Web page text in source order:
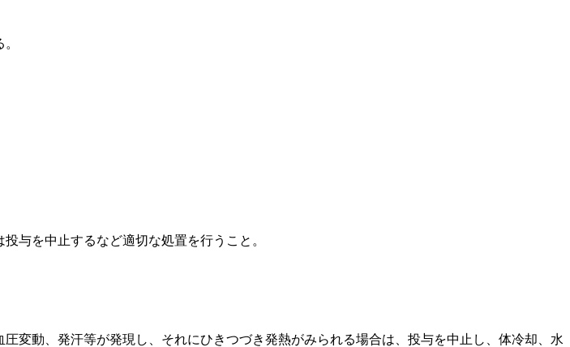
与を中止するなど適切な処置を行うこと。
変動、発汗等が発現し、それにひきつづき発熱がみられる場合は、投与を中止し、体冷却、水